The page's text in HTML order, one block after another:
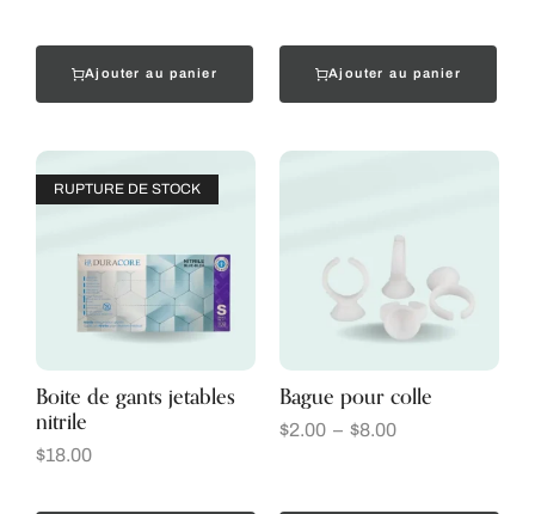
Ajouter au panier Ajouter au panier
RUPTURE DE STOCK
Boite de gants jetables
nitrile
$18.00
Bague pour colle
$2.00 – $8.00